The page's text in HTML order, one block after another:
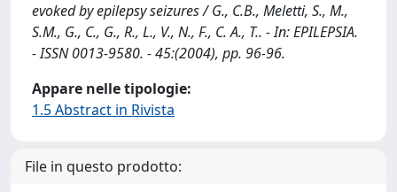
evoked by epilepsy seizures / G., C.B., Meletti, S., M.,
S.M., G., C., G., R., L., V., N., F., C. A., T.. - In: EPILEPSIA.
- ISSN 0013-9580. - 45:(2004), pp. 96-96.
Appare nelle tipologie:
1.5 Abstract in Rivista
File in questo prodotto: